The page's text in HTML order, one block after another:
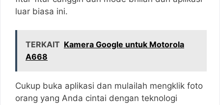
luar biasa ini.
TERKAIT Kamera Google untuk Motorola
A668
Cukup buka aplikasi dan mulailah mengklik foto
orang yang Anda cintai dengan teknologi